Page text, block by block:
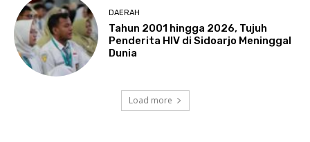
DAERAH
Tahun 2001 hingga 2026, Tujuh
Penderita HIV di Sidoarjo Meninggal
Dunia
Load more